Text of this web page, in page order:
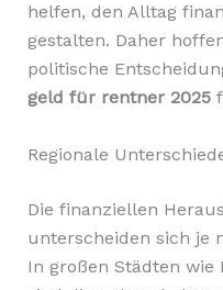
helfen, den Alltag
gestalten. Daher
politische
geld für rentner 2025
Regionale
Die finanziellen
unterscheiden sich je
In großen Städten